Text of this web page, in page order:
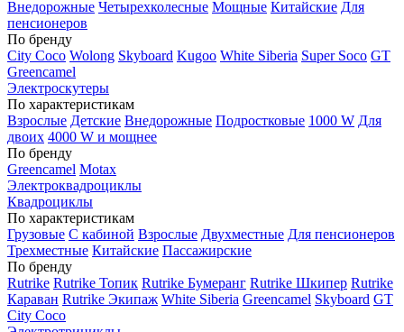
Внедорожные Четырехколесные Мощные Китайские Для
пенсионеров
По бренду
City Coco Wolong Skyboard Kugoo White Siberia Super Soco GT
Greencamel
Электроскутеры
По характеристикам
Взрослые Детские Внедорожные Подростковые 1000 W Для
двоих 4000 W и мощнее
По бренду
Greencamel Motax
Электроквадроциклы
Квадроциклы
По характеристикам
Грузовые С кабиной Взрослые Двухместные Для пенсионеров
Трехместные Китайские Пассажирские
По бренду
Rutrike Rutrike Топик Rutrike Бумеранг Rutrike Шкипер Rutrike
Караван Rutrike Экипаж White Siberia Greencamel Skyboard GT
City Coco